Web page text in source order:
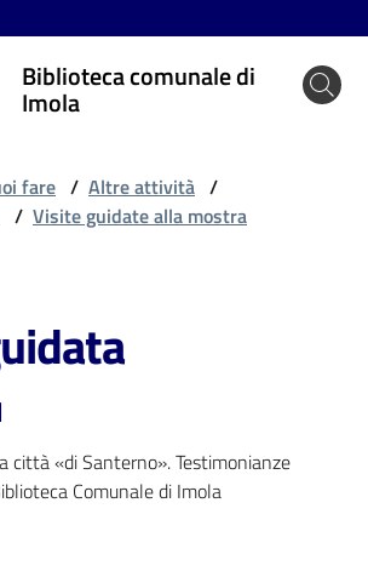
Biblioteca comunale di
Imola
fare / Altre attività /
/ Visite guidate alla mostra
città «di Santerno». Testimonianze
Comunale di Imola